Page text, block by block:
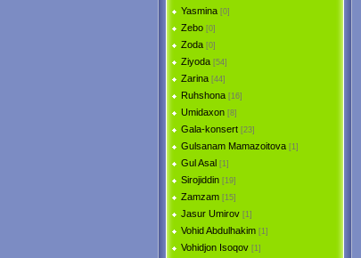
Yasmina [0]
Zebo [0]
Zoda [0]
Ziyoda [54]
Zarina [44]
Ruhshona [16]
Umidaxon [8]
Gala-konsert [23]
Gulsanam Mamazoitova [1]
Gul Asal [1]
Sirojiddin [19]
Zamzam [15]
Jasur Umirov [1]
Vohid Abdulhakim [1]
Vohidjon Isoqov [1]